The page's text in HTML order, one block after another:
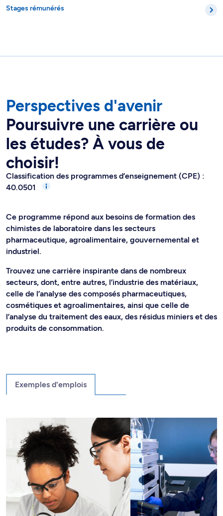
Stages rémunérés
Perspectives d'avenir
Poursuivre une carrière ou
les études? À vous de
choisir!
Classification des programmes d’enseignement (CPE) :
40.0501
Ce programme répond aux besoins de formation des
chimistes de laboratoire dans les secteurs
pharmaceutique, agroalimentaire, gouvernemental et
industriel.
Trouvez une carrière inspirante dans de nombreux
secteurs, dont, entre autres, l’industrie des matériaux,
celle de l’analyse des composés pharmaceutiques,
cosmétiques et agroalimentaires, ainsi que celle de
l’analyse du traitement des eaux, des résidus miniers et des
produits de consommation.
Exemples d'emplois